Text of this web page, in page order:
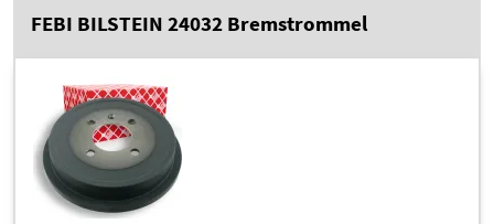
FEBI BILSTEIN 24032 Bremstrommel